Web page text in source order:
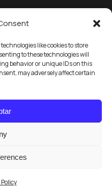
like cookies to store
to these technologies will
behavior or unique IDs on this
may adversely affect certain